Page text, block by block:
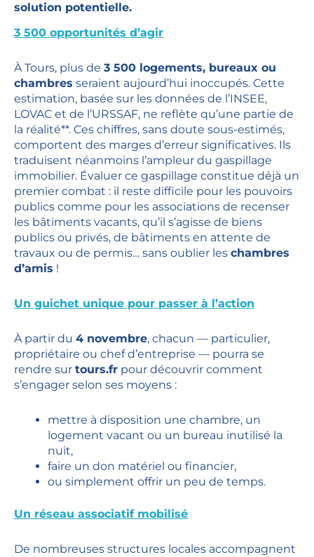
solution potentielle.
3 500 opportunités d’agir
À Tours, plus de 3 500 logements, bureaux ou
chambres seraient aujourd’hui inoccupés. Cette
estimation, basée sur les données de l’INSEE,
LOVAC et de l’URSSAF, ne reflète qu’une partie de
la réalité**. Ces chiffres, sans doute sous-estimés,
comportent des marges d’erreur significatives. Ils
traduisent néanmoins l’ampleur du gaspillage
immobilier. Évaluer ce gaspillage constitue déjà un
premier combat : il reste difficile pour les pouvoirs
publics comme pour les associations de recenser
les bâtiments vacants, qu’il s’agisse de biens
publics ou privés, de bâtiments en attente de
travaux ou de permis… sans oublier les chambres
d’amis !
Un guichet unique pour passer à l’action
À partir du 4 novembre, chacun — particulier,
propriétaire ou chef d’entreprise — pourra se
rendre sur tours.fr pour découvrir comment
s’engager selon ses moyens :
mettre à disposition une chambre, un
logement vacant ou un bureau inutilisé la
nuit,
faire un don matériel ou financier,
ou simplement offrir un peu de temps.
Un réseau associatif mobilisé
De nombreuses structures locales accompagnent